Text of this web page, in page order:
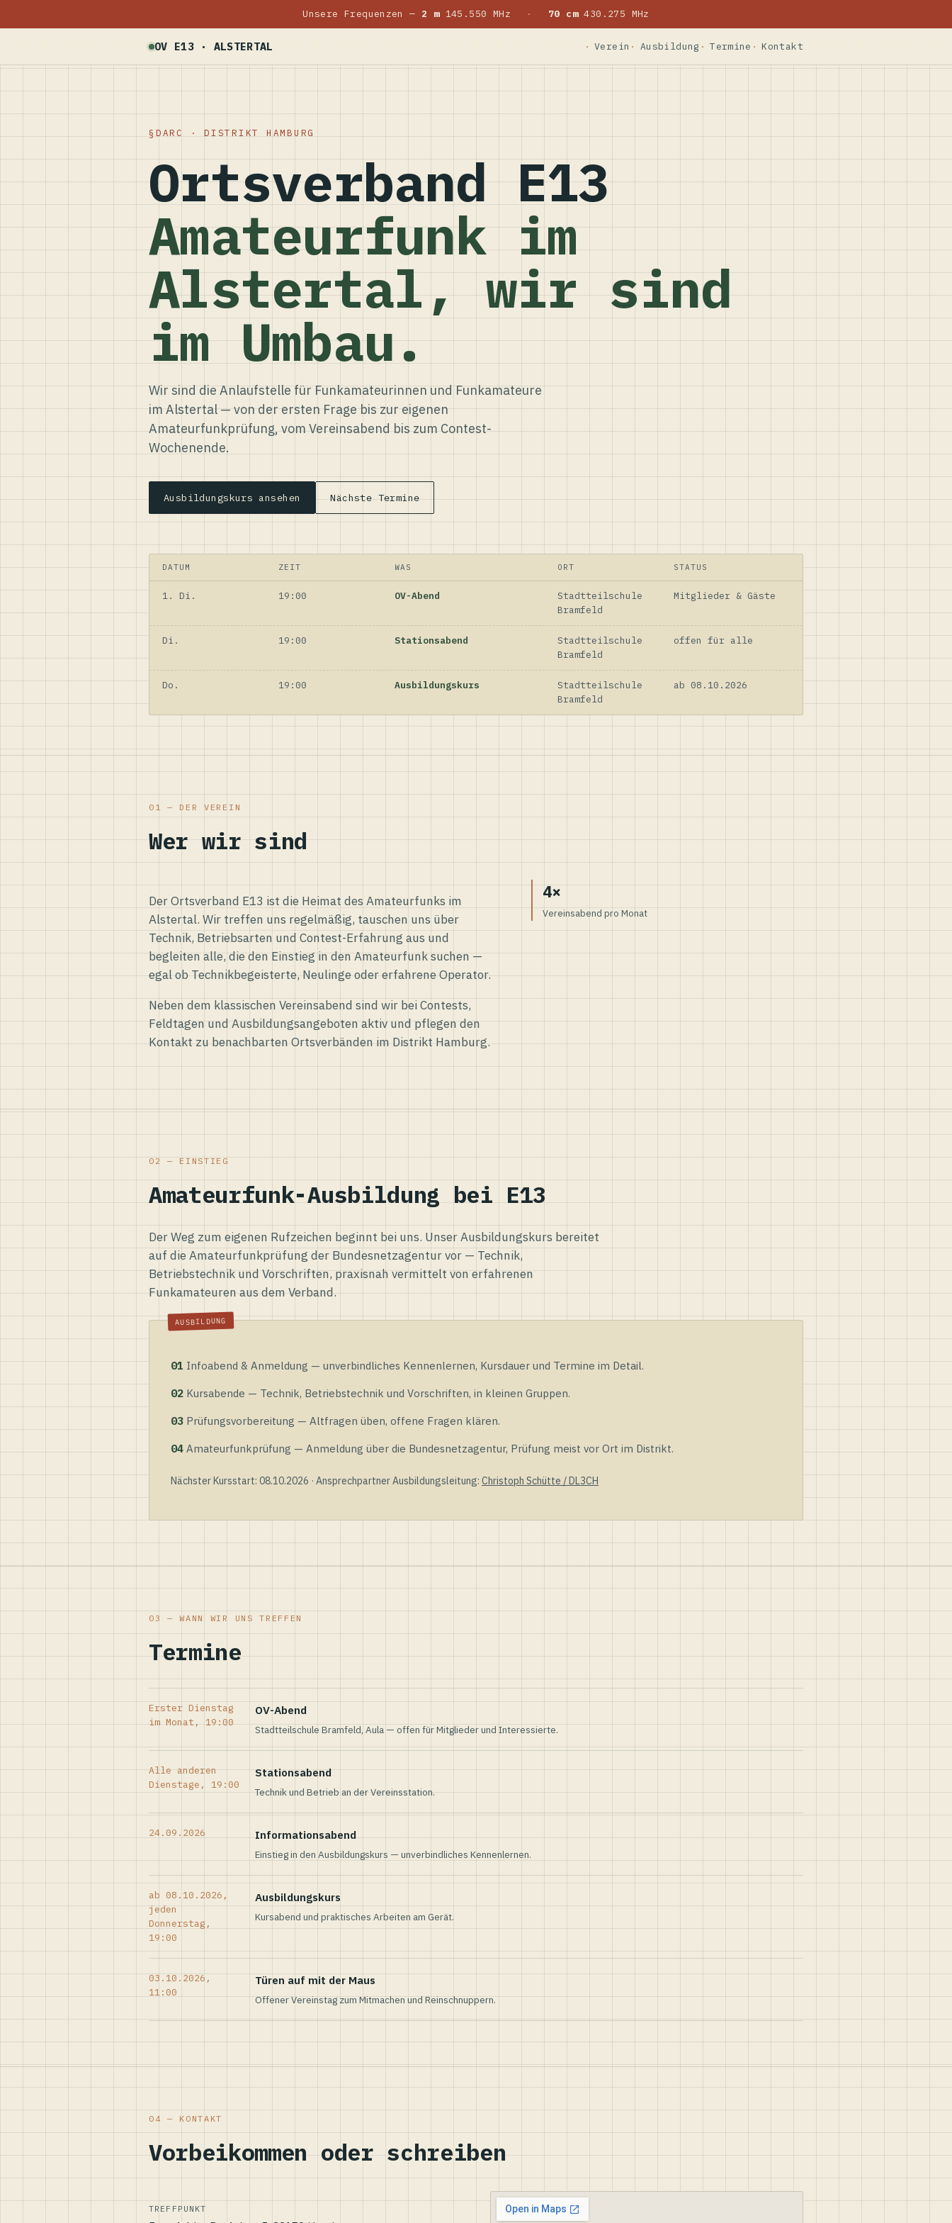
Unsere Frequenzen — 2 m145.550 MHz · 70 cm430.275 MHz
OV E13 · ALSTERTAL Verein Ausbildung Termine Kontakt
DARC · DISTRIKT HAMBURG
Ortsverband E13
Amateurfunk im
Alstertal, wir sind
im Umbau.
Wir sind die Anlaufstelle für Funkamateurinnen und Funkamateure
im Alstertal — von der ersten Frage bis zur eigenen
Amateurfunkprüfung, vom Vereinsabend bis zum Contest-
Wochenende.
Ausbildungskurs ansehen Nächste Termine
DATUM ZEIT WAS ORT STATUS
1. Di. 19:00 OV-Abend
Stadtteilschule
Bramfeld
Mitglieder & Gäste
Di. 19:00 Stationsabend
Stadtteilschule
Bramfeld
offen für alle
Do. 19:00 Ausbildungskurs
Stadtteilschule
Bramfeld
ab 08.10.2026
01 — DER VEREIN
Wer wir sind
Der Ortsverband E13 ist die Heimat des Amateurfunks im
Alstertal. Wir treffen uns regelmäßig, tauschen uns über
Technik, Betriebsarten und Contest-Erfahrung aus und
begleiten alle, die den Einstieg in den Amateurfunk suchen —
egal ob Technikbegeisterte, Neulinge oder erfahrene Operator.
Neben dem klassischen Vereinsabend sind wir bei Contests,
Feldtagen und Ausbildungsangeboten aktiv und pflegen den
Kontakt zu benachbarten Ortsverbänden im Distrikt Hamburg.
4×
Vereinsabend pro Monat
02 — EINSTIEG
Amateurfunk-Ausbildung bei E13
Der Weg zum eigenen Rufzeichen beginnt bei uns. Unser Ausbildungskurs bereitet
auf die Amateurfunkprüfung der Bundesnetzagentur vor — Technik,
Betriebstechnik und Vorschriften, praxisnah vermittelt von erfahrenen
Funkamateuren aus dem Verband.
01 Infoabend & Anmeldung — unverbindliches Kennenlernen, Kursdauer und Termine im Detail.
02 Kursabende — Technik, Betriebstechnik und Vorschriften, in kleinen Gruppen.
03 Prüfungsvorbereitung — Altfragen üben, offene Fragen klären.
04 Amateurfunkprüfung — Anmeldung über die Bundesnetzagentur, Prüfung meist vor Ort im Distrikt.
Nächster Kursstart: 08.10.2026 · Ansprechpartner Ausbildungsleitung: Christoph Schütte / DL3CH
03 — WANN WIR UNS TREFFEN
Termine
Erster Dienstag
im Monat, 19:00
OV-Abend
Stadtteilschule Bramfeld, Aula — offen für Mitglieder und Interessierte.
Alle anderen
Dienstage, 19:00
Stationsabend
Technik und Betrieb an der Vereinsstation.
24.09.2026 Informationsabend
Einstieg in den Ausbildungskurs — unverbindliches Kennenlernen.
ab 08.10.2026,
jeden
Donnerstag,
19:00
Ausbildungskurs
Kursabend und praktisches Arbeiten am Gerät.
03.10.2026,
11:00
Türen auf mit der Maus
Offener Vereinstag zum Mitmachen und Reinschnuppern.
04 — KONTAKT
Vorbeikommen oder schreiben
TREFFPUNKT